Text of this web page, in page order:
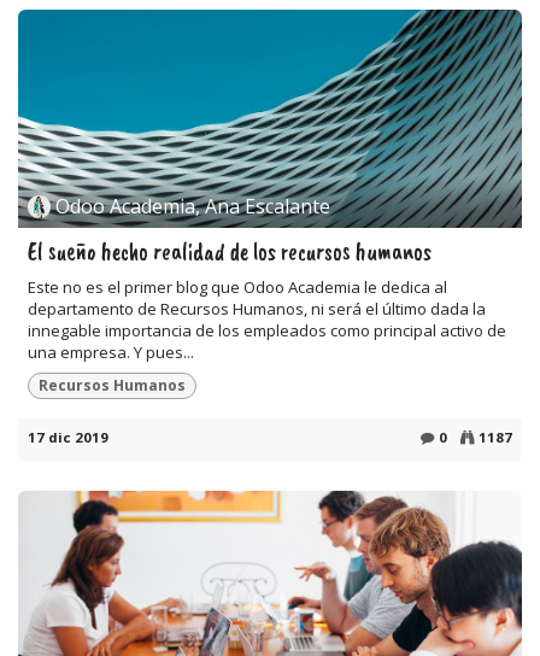
Odoo Academia, Ana Escalante
El sueño hecho realidad de los recursos humanos
Este no es el primer blog que Odoo Academia le dedica al
departamento de Recursos Humanos, ni será el último dada la
innegable importancia de los empleados como principal activo de
una empresa. Y pues...
Recursos Humanos
17 dic 2019 0 1187